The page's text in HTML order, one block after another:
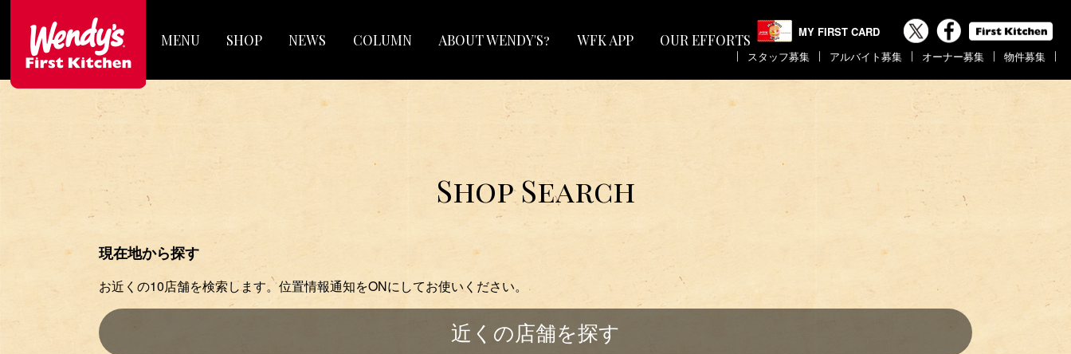
MENU SHOP NEWS COLUMN ABOUT WENDY'S? WFK APP OUR EFFORTS
MY FIRST CARD
｜
スタッフ募集 ｜ アルバイト募集 ｜ オーナー募集 ｜ 物件募集 ｜
Shop Search
現在地から探す
お近くの10店舗を検索します。位置情報通知をONにしてお使いください。
近くの店舗を探す